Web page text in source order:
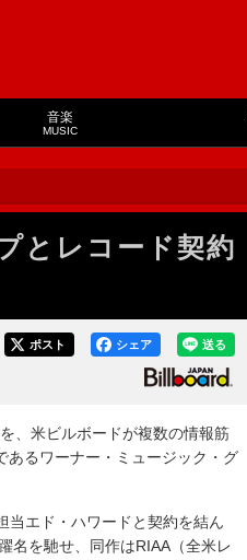
音楽
MUSIC
とレコード契約
送る
シェア
ポスト
、米ビルボードが複数の情報筋
あるワーナー・ミュージック・グ
エド・ハワードと契約を結ん
名を馳せ、同作はRIAA（全米レ